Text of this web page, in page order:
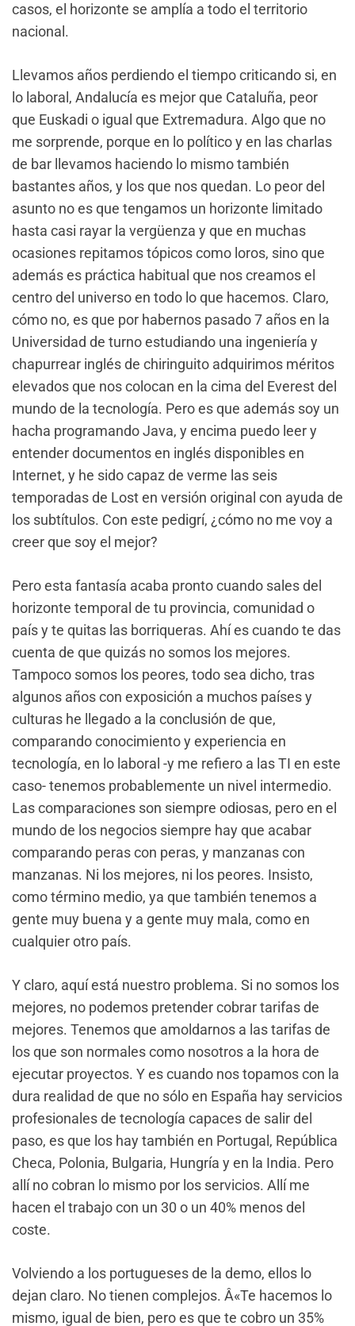
casos, el horizonte se amplía a todo el territorio
nacional.
Llevamos años perdiendo el tiempo criticando si, en
lo laboral, Andalucía es mejor que Cataluña, peor
que Euskadi o igual que Extremadura. Algo que no
me sorprende, porque en lo político y en las charlas
de bar llevamos haciendo lo mismo también
bastantes años, y los que nos quedan. Lo peor del
asunto no es que tengamos un horizonte limitado
hasta casi rayar la vergüenza y que en muchas
ocasiones repitamos tópicos como loros, sino que
además es práctica habitual que nos creamos el
centro del universo en todo lo que hacemos. Claro,
cómo no, es que por habernos pasado 7 años en la
Universidad de turno estudiando una ingeniería y
chapurrear inglés de chiringuito adquirimos méritos
elevados que nos colocan en la cima del Everest del
mundo de la tecnología. Pero es que además soy un
hacha programando Java, y encima puedo leer y
entender documentos en inglés disponibles en
Internet, y he sido capaz de verme las seis
temporadas de Lost en versión original con ayuda de
los subtítulos. Con este pedigrí, ¿cómo no me voy a
creer que soy el mejor?
Pero esta fantasía acaba pronto cuando sales del
horizonte temporal de tu provincia, comunidad o
país y te quitas las borriqueras. Ahí es cuando te das
cuenta de que quizás no somos los mejores.
Tampoco somos los peores, todo sea dicho, tras
algunos años con exposición a muchos países y
culturas he llegado a la conclusión de que,
comparando conocimiento y experiencia en
tecnología, en lo laboral -y me refiero a las TI en este
caso- tenemos probablemente un nivel intermedio.
Las comparaciones son siempre odiosas, pero en el
mundo de los negocios siempre hay que acabar
comparando peras con peras, y manzanas con
manzanas. Ni los mejores, ni los peores. Insisto,
como término medio, ya que también tenemos a
gente muy buena y a gente muy mala, como en
cualquier otro país.
Y claro, aquí está nuestro problema. Si no somos los
mejores, no podemos pretender cobrar tarifas de
mejores. Tenemos que amoldarnos a las tarifas de
los que son normales como nosotros a la hora de
ejecutar proyectos. Y es cuando nos topamos con la
dura realidad de que no sólo en España hay servicios
profesionales de tecnología capaces de salir del
paso, es que los hay también en Portugal, República
Checa, Polonia, Bulgaria, Hungría y en la India. Pero
allí no cobran lo mismo por los servicios. Allí me
hacen el trabajo con un 30 o un 40% menos del
coste.
Volviendo a los portugueses de la demo, ellos lo
dejan claro. No tienen complejos. Â«Te hacemos lo
mismo, igual de bien, pero es que te cobro un 35%